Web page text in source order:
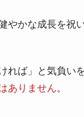
やかな成長を祝
れば」と気負い
ありません。